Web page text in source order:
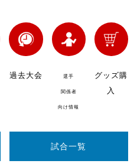
過去大会 選手
関係者
向け情報
グッズ購
入
試合一覧